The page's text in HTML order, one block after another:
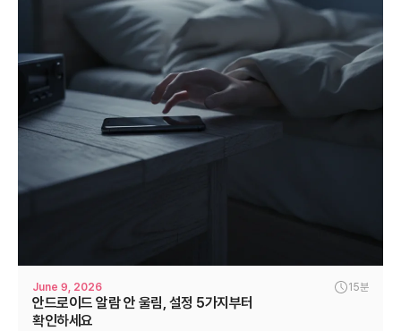
June 9, 2026 15분
안드로이드 알람 안 울림, 설정 5가지부터
확인하세요